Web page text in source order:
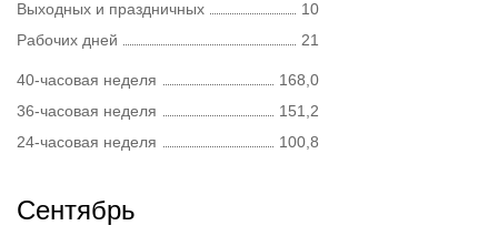
Выходных и праздничных
10
Рабочих дней
21
40-часовая неделя
168,0
36-часовая неделя
151,2
24-часовая неделя
100,8
Сентябрь